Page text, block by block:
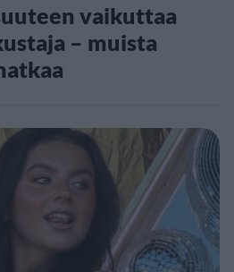
vaikuttaa
– muista